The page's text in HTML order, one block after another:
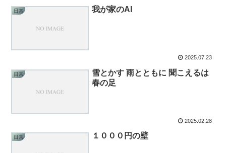
日常 我が家のAI
2025.07.23
日常
雪とかす 雨とともに 聞こえるは
春の足
2025.02.28
日常 １０００円の壁